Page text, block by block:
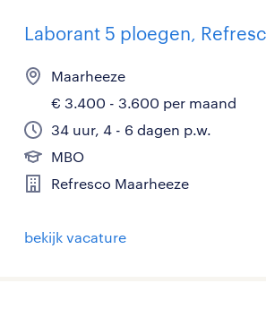
Laborant 5 ploegen,
Maarheeze
€ 3.400 - 3.600 per maand
34 uur, 4 - 6 dagen p.w.
MBO
Refresco Maarheeze
bekijk vacature